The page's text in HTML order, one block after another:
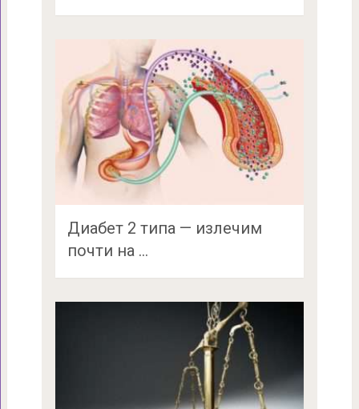
Диабет 2 типа — излечим
почти на …